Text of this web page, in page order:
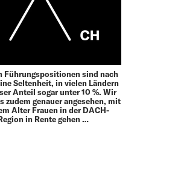
Führungspositionen sind nach
Seltenheit, in vielen Ländern
Anteil sogar unter 10 %. Wir
zudem genauer angesehen, mit
Alter Frauen in der DACH-
in Rente gehen …